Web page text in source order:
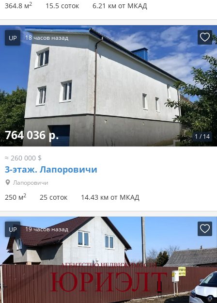
364.8 м2 15.5 соток 6.21 км от МКАД
UP 18 часов назад
1 / 14
764 036 р.
≈ 260 000 $
3-этаж. Лапоровичи
Лапоровичи
250 м2 25 соток 14.43 км от МКАД
UP 19 часов назад